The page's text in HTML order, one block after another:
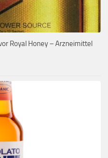
Royal Honey – Arzneimittel